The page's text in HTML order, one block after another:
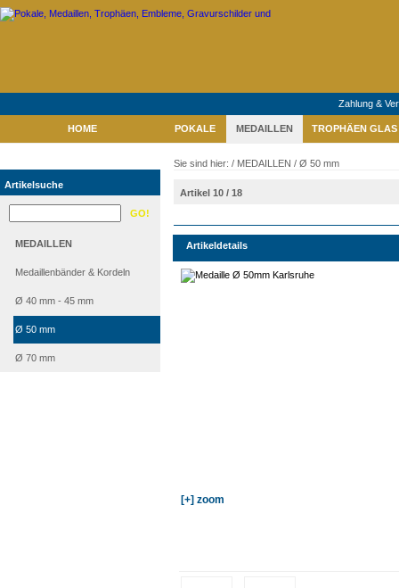
Zahlung &
HOME POKALE MEDAILLEN TROPHÄEN GLAS
Artikelsuche
MEDAILLEN
Medaillenbänder & Kordeln
Ø 40 mm - 45 mm
Ø 50 mm
Ø 70 mm
Sie sind hier: / MEDAILLEN / Ø 50 mm
Artikel 10 / 18
Artikeldetails
[+] zoom